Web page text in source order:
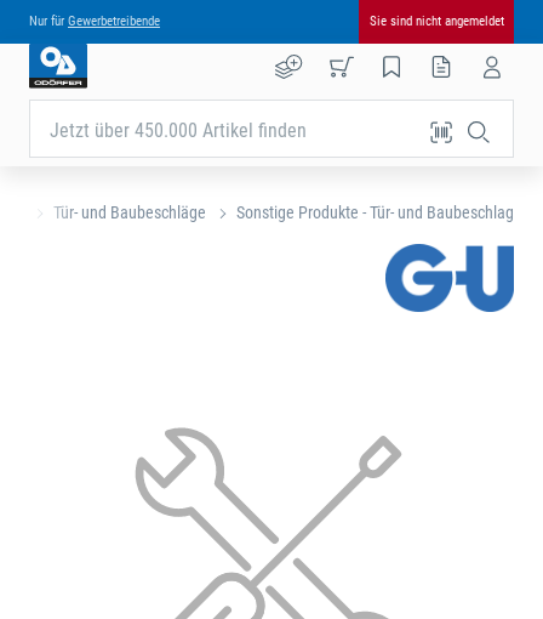
Nur für Gewerbetreibende Sie sind nicht angemeldet
Jetzt über 450.000 Artikel finden
Tür- und Baubeschläge Sonstige Produkte - Tür- und Baubeschlag